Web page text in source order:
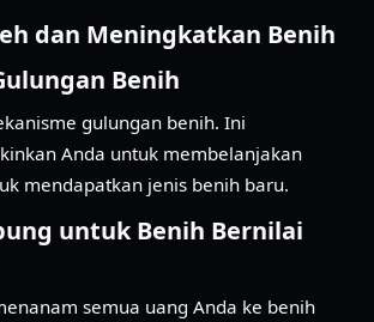
dan Meningkatkan Benih
Benih
gulungan benih. Ini
Anda untuk membelanjakan
mendapatkan jenis benih baru.
untuk Benih Bernilai
semua uang Anda ke benih